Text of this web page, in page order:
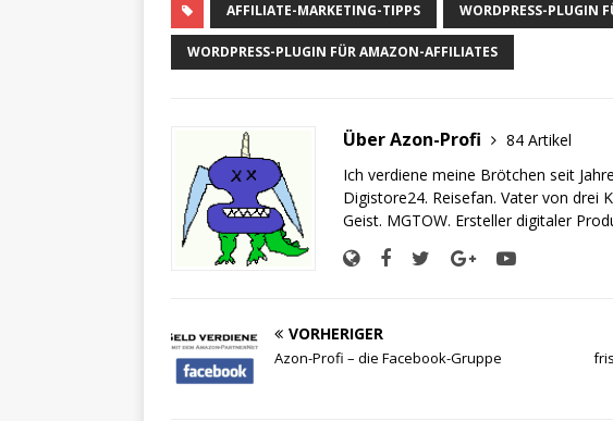
AFFILIATE-MARKETING-TIPPS WORDPRESS-PLUGIN
WORDPRESS-PLUGIN FÜR AMAZON-AFFILIATES
Über Azon-Profi
84 Artikel
Ich verdiene meine Brötchen seit
Digistore24. Reisefan. Vater von drei
Geist. MGTOW. Ersteller digitaler
VORHERIGER
Azon-Profi – die Facebook-Gruppe